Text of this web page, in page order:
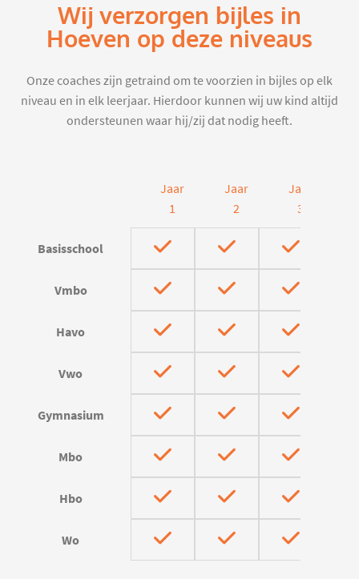
Wij verzorgen bijles in
Hoeven op deze niveaus
Onze coaches zijn getraind om te voorzien in bijles op elk
niveau en in elk leerjaar. Hierdoor kunnen wij uw kind altijd
ondersteunen waar hij/zij dat nodig heeft.
Jaar
1
Jaar
2
Jaar
3
Basisschool
Vmbo
Havo
Vwo
Gymnasium
Mbo
Hbo
Wo